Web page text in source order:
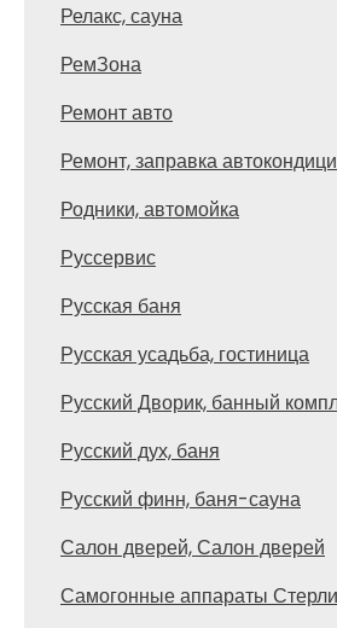
Релакс, сауна
РемЗона
Ремонт авто
Ремонт, заправка
Родники, автомойка
Руссервис
Русская баня
Русская усадьба, гостиница
Русский Дворик, банный
Русский дух, баня
Русский финн, баня-сауна
Салон дверей, Салон дверей
Самогонные аппараты